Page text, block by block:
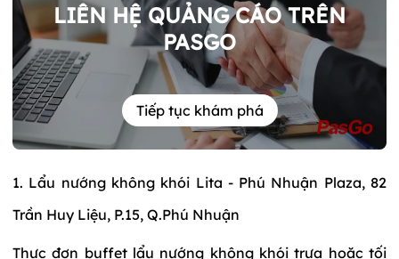
LIÊN HỆ QUẢNG CÁO TRÊN
PASGO
Tiếp tục khám phá
1. Lẩu nướng không khói Lita - Phú Nhuận Plaza, 82
Trần Huy Liệu, P.15, Q.Phú Nhuận
Thực đơn buffet lẩu nướng không khói trưa hoặc tối